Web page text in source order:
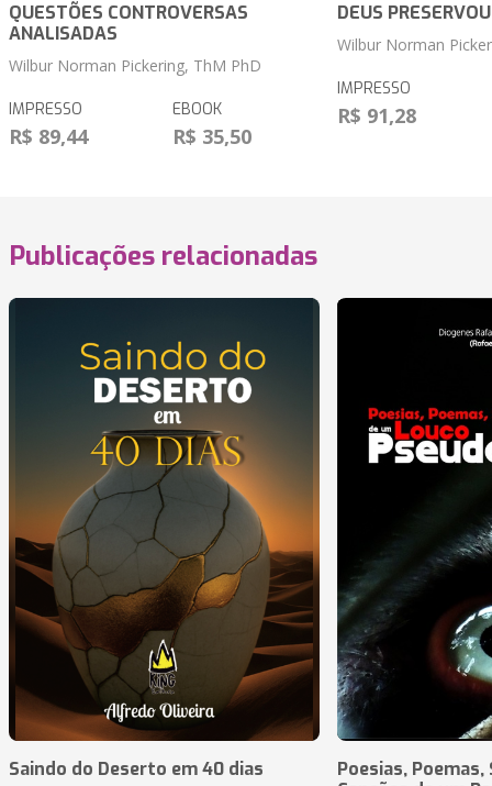
QUESTÕES CONTROVERSAS
ANALISADAS
Wilbur Norman Pickering, ThM PhD
IMPRESSO
R$ 89,44
EBOOK
R$ 35,50
DEUS
Wilbur Norman
IMPRESSO
R$ 91,28
Publicações relacionadas
Saindo do Deserto em 40 dias
Poesias,